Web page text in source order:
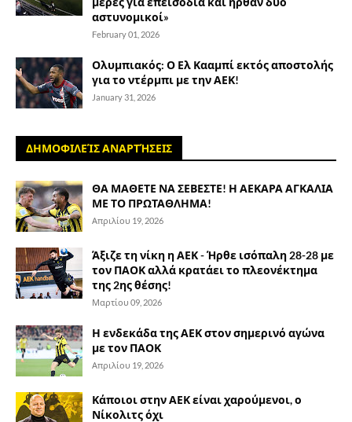
αστυνομικοί»
February 01, 2026
Ολυμπιακός: Ο Ελ Κααμπί εκτός αποστολής
για το ντέρμπι με την ΑΕΚ!
January 31, 2026
ΔΗΜΟΦΙΛΕΊΣ ΑΝΑΡΤΉΣΕΙΣ
ΘΑ ΜΑΘΕΤΕ ΝΑ ΣΕΒΕΣΤΕ! Η ΑΕΚΑΡΑ ΑΓΚΑΛΙΑ
ΜΕ ΤΟ ΠΡΩΤΑΘΛΗΜΑ!
Απριλίου 19, 2026
Άξιζε τη νίκη η ΑΕΚ - Ήρθε ισόπαλη 28-28 με
τον ΠΑΟΚ αλλά κρατάει το πλεονέκτημα
της 2ης θέσης!
Μαρτίου 09, 2026
Η ενδεκάδα της ΑΕΚ στον σημερινό αγώνα
με τον ΠΑΟΚ
Απριλίου 19, 2026
Κάποιοι στην ΑΕΚ είναι χαρούμενοι, ο
Νίκολιτς όχι